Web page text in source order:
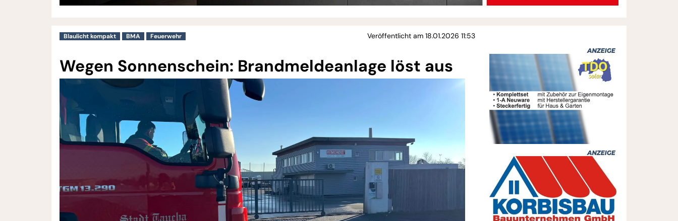
Blaulicht kompakt BMA Feuerwehr Veröffentlicht am 18.01.2026 11:53
Wegen Sonnenschein: Brandmeldeanlage löst aus